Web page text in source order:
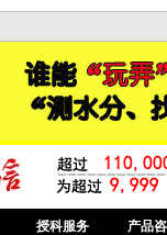
授科服务 产品